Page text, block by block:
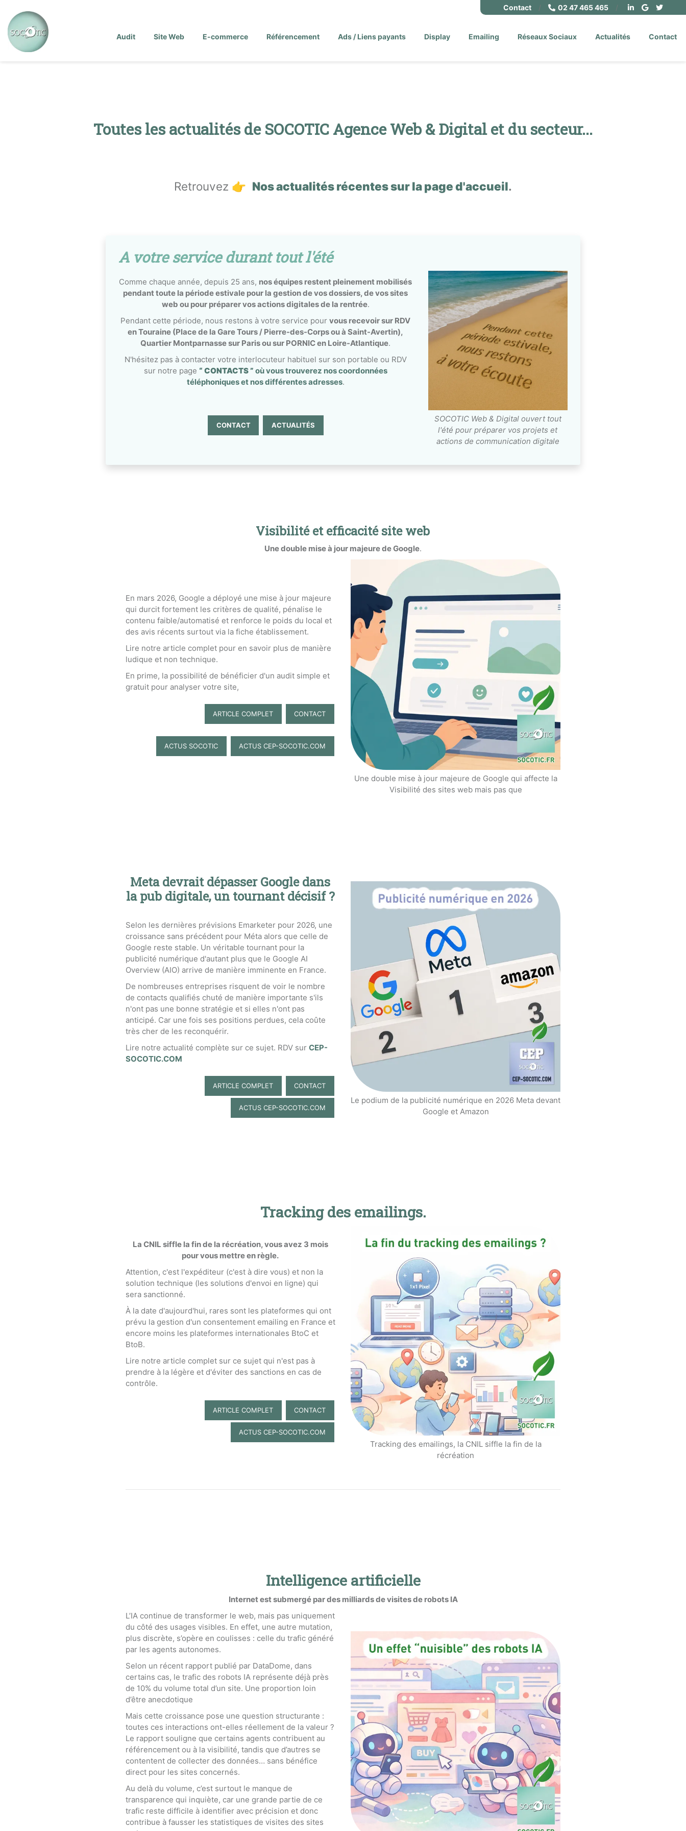
Contact / 02 47 465 465 /
Audit Site Web E-commerce Référencement Ads / Liens payants Display Emailing Réseaux Sociaux Actualités Contact
Toutes les actualités de SOCOTIC Agence Web & Digital et du secteur...
Retrouvez 👉 Nos actualités récentes sur la page d'accueil.
A votre service durant tout l'été
Comme chaque année, depuis 25 ans, nos équipes restent pleinement mobilisés
pendant toute la période estivale pour la gestion de vos dossiers, de vos sites
web ou pour préparer vos actions digitales de la rentrée.
Pendant cette période, nous restons à votre service pourvous recevoir sur RDV
en Touraine (Place de la Gare Tours / Pierre-des-Corps ou à Saint-Avertin),
Quartier Montparnasse sur Paris ou sur PORNIC en Loire-Atlantique.
N'hésitez pas à contacter votre interlocuteur habituel sur son portable ou RDV
sur notre page “ CONTACTS ” où vous trouverez nos coordonnées
téléphoniques et nos différentes adresses.
CONTACT ACTUALITÉS
SOCOTIC Web & Digital ouvert tout
l'été pour préparer vos projets et
actions de communication digitale
Visibilité et efficacité site web
Une double mise à jour majeure de Google.
En mars 2026, Google a déployé une mise à jour majeure
qui durcit fortement les critères de qualité, pénalise le
contenu faible/automatisé et renforce le poids du local et
des avis récents surtout via la fiche établissement.
Lire notre article complet pour en savoir plus de manière
ludique et non technique.
En prime, la possibilité de bénéficier d'un audit simple et
gratuit pour analyser votre site,
ARTICLE COMPLET CONTACT
ACTUS SOCOTIC ACTUS CEP-SOCOTIC.COM
Une double mise à jour majeure de Google qui affecte la
Visibilité des sites web mais pas que
Meta devrait dépasser Google dans
la pub digitale, un tournant décisif ?
Selon les dernières prévisions Emarketer pour 2026, une
croissance sans précédent pour Méta alors que celle de
Google reste stable. Un véritable tournant pour la
publicité numérique d'autant plus que le Google AI
Overview (AIO) arrive de manière imminente en France.
De nombreuses entreprises risquent de voir le nombre
de contacts qualifiés chuté de manière importante s'ils
n'ont pas une bonne stratégie et si elles n'ont pas
anticipé. Car une fois ses positions perdues, cela coûte
très cher de les reconquérir.
Lire notre actualité complète sur ce sujet. RDV sur CEP-
SOCOTIC.COM
ARTICLE COMPLET CONTACT
ACTUS CEP-SOCOTIC.COM
Le podium de la publicité numérique en 2026 Meta devant
Google et Amazon
Tracking des emailings.
La CNIL siffle la fin de la récréation, vous avez 3 mois
pour vous mettre en règle.
Attention, c'est l'expéditeur (c'est à dire vous) et non la
solution technique (les solutions d'envoi en ligne) qui
sera sanctionné.
À la date d'aujourd'hui, rares sont les plateformes qui ont
prévu la gestion d'un consentement emailing en France et
encore moins les plateformes internationales BtoC et
BtoB.
Lire notre article complet sur ce sujet qui n'est pas à
prendre à la légère et d'éviter des sanctions en cas de
contrôle.
ARTICLE COMPLET CONTACT
ACTUS CEP-SOCOTIC.COM
Tracking des emailings, la CNIL siffle la fin de la
récréation
Intelligence artificielle
Internet est submergé par des milliards de visites de robots IA
L’IA continue de transformer le web, mais pas uniquement
du côté des usages visibles. En effet, une autre mutation,
plus discrète, s’opère en coulisses : celle du trafic généré
par les agents autonomes.
Selon un récent rapport publié par DataDome, dans
certains cas, le trafic des robots IA représente déjà près
de 10% du volume total d’un site. Une proportion loin
d’être anecdotique
Mais cette croissance pose une question structurante :
toutes ces interactions ont-elles réellement de la valeur ?
Le rapport souligne que certains agents contribuent au
référencement ou à la visibilité, tandis que d’autres se
contentent de collecter des données… sans bénéfice
direct pour les sites concernés.
Au delà du volume, c’est surtout le manque de
transparence qui inquiète, car une grande partie de ce
trafic reste difficile à identifier avec précision et donc
contribue à fausser les statistiques de visites des sites